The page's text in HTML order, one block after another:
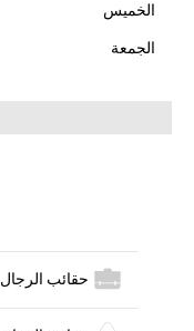
الخميس
الجمعة
حقائب الرجال